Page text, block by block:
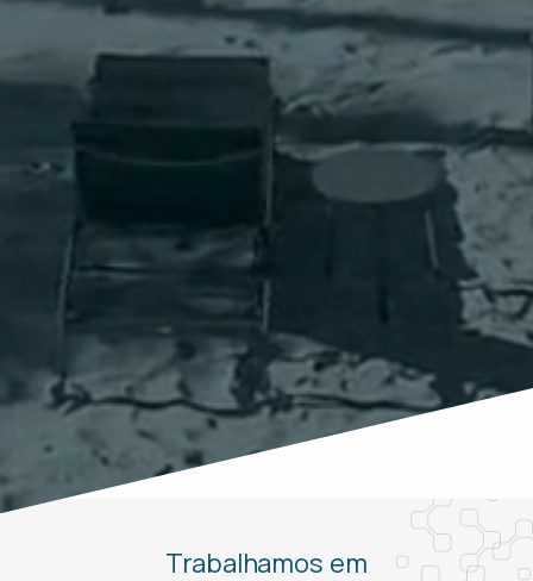
Trabalhamos em